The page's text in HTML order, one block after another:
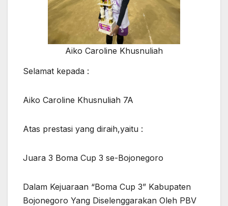
Aiko Caroline Khusnuliah
Selamat kepada :
Aiko Caroline Khusnuliah 7A
Atas prestasi yang diraih,yaitu :
Juara 3 Boma Cup 3 se-Bojonegoro
Dalam Kejuaraan “Boma Cup 3” Kabupaten
Bojonegoro Yang Diselenggarakan Oleh PBV